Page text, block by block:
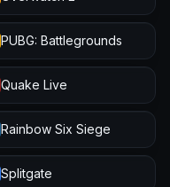
PUBG: Battlegrounds
Quake Live
Rainbow Six Siege
Splitgate